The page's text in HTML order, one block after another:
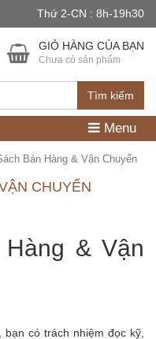
Thứ 2-CN : 8h-19h30
Tìm kiếm
GIỎ HÀNG CỦA BẠN
Chưa có sản phẩm
Menu
Bán Hàng & Vận Chuyển
CHUYỂN
& Vận
có trách nhiệm đọc kỹ,